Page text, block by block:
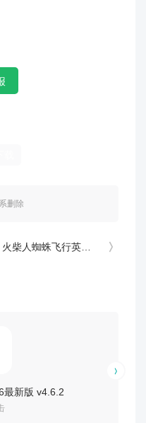
删除
火柴人蜘蛛飞行英雄官方版 v3.6
最新版 v4.6.2